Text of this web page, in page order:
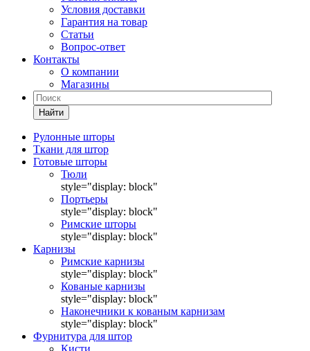
Условия доставки
Гарантия на товар
Статьи
Вопрос-ответ
Контакты
О компании
Магазины
Найти
Рулонные шторы
Ткани для штор
Готовые шторы
Тюли
style="display: block"
Портьеры
style="display: block"
Римские шторы
style="display: block"
Карнизы
Римские карнизы
style="display: block"
Кованые карнизы
style="display: block"
Наконечники к кованым карнизам
style="display: block"
Фурнитура для штор
Кисти